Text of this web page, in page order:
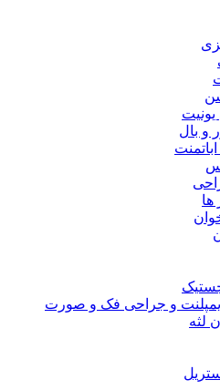
یونیت
و بال
ها
و جراحی فک و صورت
لثه